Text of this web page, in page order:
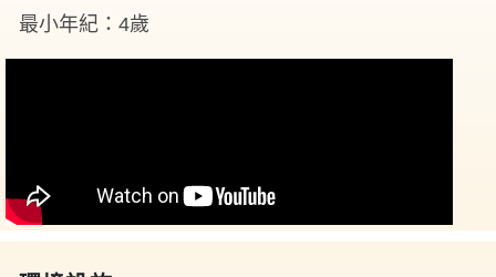
最小年紀：4歲